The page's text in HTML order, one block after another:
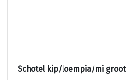
Schotel kip/loempia/mi groot